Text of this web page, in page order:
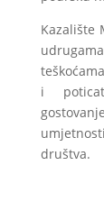
Kazalište
i
društva.